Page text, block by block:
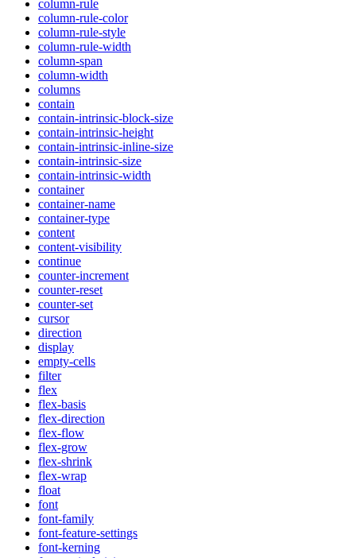
column-rule
column-rule-color
column-rule-style
column-rule-width
column-span
column-width
columns
contain
contain-intrinsic-block-size
contain-intrinsic-height
contain-intrinsic-inline-size
contain-intrinsic-size
contain-intrinsic-width
container
container-name
container-type
content
content-visibility
continue
counter-increment
counter-reset
counter-set
cursor
direction
display
empty-cells
filter
flex
flex-basis
flex-direction
flex-flow
flex-grow
flex-shrink
flex-wrap
float
font
font-family
font-feature-settings
font-kerning